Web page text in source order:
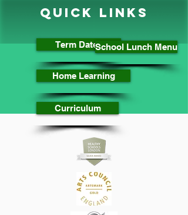
Quick Links
Term Dates
Home Learning
Curriculum
School Lunch Menu